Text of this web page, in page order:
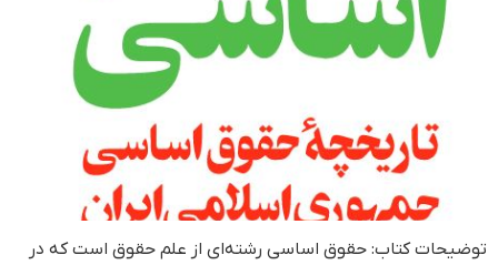
توضیحات کتاب: حقوق اساسی رشته‌ای از علم حقوق است که در